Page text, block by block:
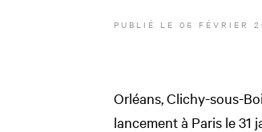
PUBLIÉ LE 06 FÉVRIER
Orléans, Clichy-sous-
lancement à Paris le 31